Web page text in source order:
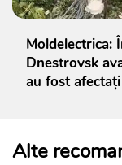
Moldelectrica:
Dnestrovsk
au fost afectați
Alte